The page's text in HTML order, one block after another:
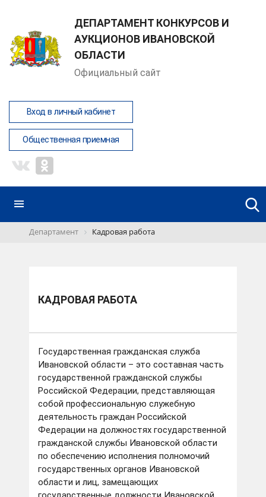
ДЕПАРТАМЕНТ КОНКУРСОВ И
АУКЦИОНОВ ИВАНОВСКОЙ
ОБЛАСТИ
Официальный сайт
Вход в личный кабинет
Общественная приемная
Департамент Кадровая работа
КАДРОВАЯ РАБОТА
Государственная гражданская служба
Ивановской области – это составная часть
государственной гражданской службы
Российской Федерации, представляющая
собой профессиональную служебную
деятельность граждан Российской
Федерации на должностях государственной
гражданской службы Ивановской области
по обеспечению исполнения полномочий
государственных органов Ивановской
области и лиц, замещающих